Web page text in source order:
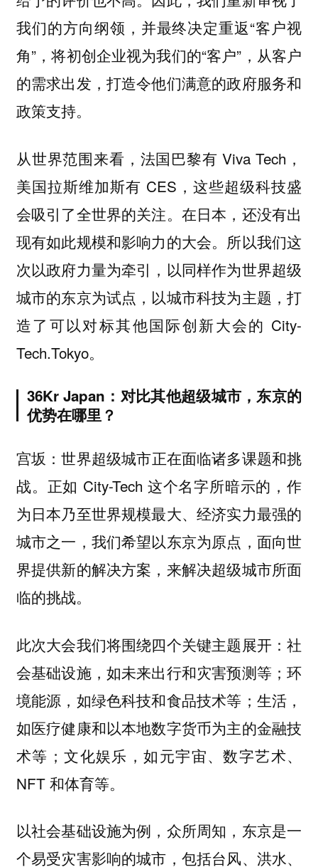
我们的方向纲领，并最终决定重返“客户视
角”，将初创企业视为我们的“客户”，从客户
的需求出发，打造令他们满意的政府服务和
政策支持。
从世界范围来看，法国巴黎有 Viva Tech，
美国拉斯维加斯有 CES，这些超级科技盛
会吸引了全世界的关注。在日本，还没有出
现有如此规模和影响力的大会。所以我们这
次以政府力量为牵引，以同样作为世界超级
城市的东京为试点，以城市科技为主题，打
造了可以对标其他国际创新大会的 City-
Tech.Tokyo。
36Kr Japan：对比其他超级城市，东京的
优势在哪里？
宫坂：世界超级城市正在面临诸多课题和挑
战。正如 City-Tech 这个名字所暗示的，作
为日本乃至世界规模最大、经济实力最强的
城市之一，我们希望以东京为原点，面向世
界提供新的解决方案，来解决超级城市所面
临的挑战。
此次大会我们将围绕四个关键主题展开：社
会基础设施，如未来出行和灾害预测等；环
境能源，如绿色科技和食品技术等；生活，
如医疗健康和以本地数字货币为主的金融技
术等；文化娱乐，如元宇宙、数字艺术、
NFT 和体育等。
以社会基础设施为例，众所周知，东京是一
个易受灾害影响的城市，包括台风、洪水、